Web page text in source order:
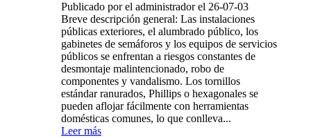
Publicado por el administrador el 26-07-03
Breve descripción general: Las instalaciones
públicas exteriores, el alumbrado público, los
gabinetes de semáforos y los equipos de servicios
públicos se enfrentan a riesgos constantes de
desmontaje malintencionado, robo de
componentes y vandalismo. Los tornillos
estándar ranurados, Phillips o hexagonales se
pueden aflojar fácilmente con herramientas
domésticas comunes, lo que conlleva...
Leer más